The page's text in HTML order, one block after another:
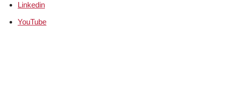
Linkedin
YouTube